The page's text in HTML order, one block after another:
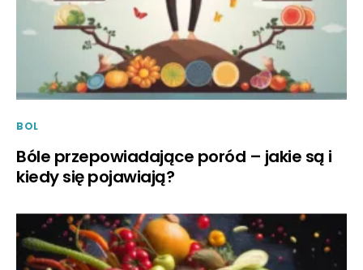
BOL
Bóle przepowiadające poród – jakie są i
kiedy się pojawiają?